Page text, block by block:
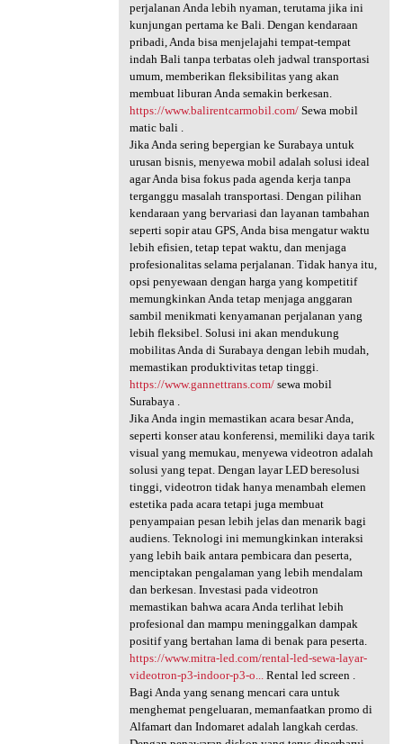
perjalanan Anda lebih nyaman, terutama jika ini
kunjungan pertama ke Bali. Dengan kendaraan
pribadi, Anda bisa menjelajahi tempat-tempat
indah Bali tanpa terbatas oleh jadwal transportasi
umum, memberikan fleksibilitas yang akan
membuat liburan Anda semakin berkesan.
https://www.balirentcarmobil.com/Sewa mobil
matic bali .
Jika Anda sering bepergian ke Surabaya untuk
urusan bisnis, menyewa mobil adalah solusi ideal
agar Anda bisa fokus pada agenda kerja tanpa
terganggu masalah transportasi. Dengan pilihan
kendaraan yang bervariasi dan layanan tambahan
seperti sopir atau GPS, Anda bisa mengatur waktu
lebih efisien, tetap tepat waktu, dan menjaga
profesionalitas selama perjalanan. Tidak hanya itu,
opsi penyewaan dengan harga yang kompetitif
memungkinkan Anda tetap menjaga anggaran
sambil menikmati kenyamanan perjalanan yang
lebih fleksibel. Solusi ini akan mendukung
mobilitas Anda di Surabaya dengan lebih mudah,
memastikan produktivitas tetap tinggi.
https://www.gannettrans.com/sewa mobil
Surabaya .
Jika Anda ingin memastikan acara besar Anda,
seperti konser atau konferensi, memiliki daya tarik
visual yang memukau, menyewa videotron adalah
solusi yang tepat. Dengan layar LED beresolusi
tinggi, videotron tidak hanya menambah elemen
estetika pada acara tetapi juga membuat
penyampaian pesan lebih jelas dan menarik bagi
audiens. Teknologi ini memungkinkan interaksi
yang lebih baik antara pembicara dan peserta,
menciptakan pengalaman yang lebih mendalam
dan berkesan. Investasi pada videotron
memastikan bahwa acara Anda terlihat lebih
profesional dan mampu meninggalkan dampak
positif yang bertahan lama di benak para peserta.
https://www.mitra-led.com/rental-led-sewa-layar-
videotron-p3-indoor-p3-o...Rental led screen .
Bagi Anda yang senang mencari cara untuk
menghemat pengeluaran, memanfaatkan promo di
Alfamart dan Indomaret adalah langkah cerdas.